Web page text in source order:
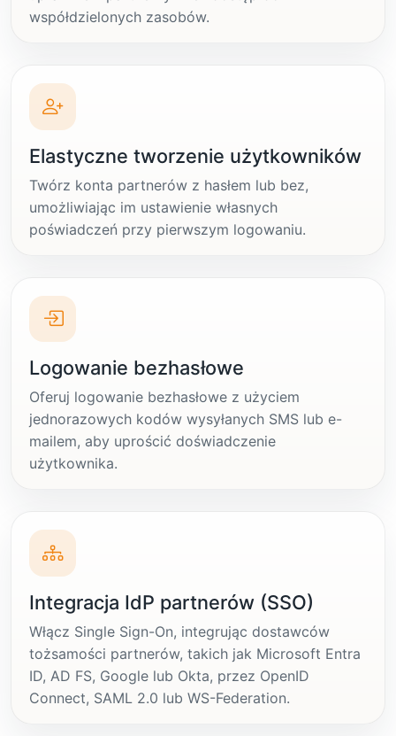
współdzielonych zasobów.
Elastyczne tworzenie użytkowników
Twórz konta partnerów z hasłem lub bez,
umożliwiając im ustawienie własnych
poświadczeń przy pierwszym logowaniu.
Logowanie bezhasłowe
Oferuj logowanie bezhasłowe z użyciem
jednorazowych kodów wysyłanych SMS lub e-
mailem, aby uprościć doświadczenie
użytkownika.
Integracja IdP partnerów (SSO)
Włącz Single Sign-On, integrując dostawców
tożsamości partnerów, takich jak Microsoft Entra
ID, AD FS, Google lub Okta, przez OpenID
Connect, SAML 2.0 lub WS-Federation.